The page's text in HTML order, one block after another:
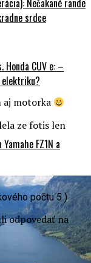
Nečakané rande
srdce
Honda CUV e: –
FZ1N a
aj motorka
ze fotis len
počtu 5 )
odpovedať na